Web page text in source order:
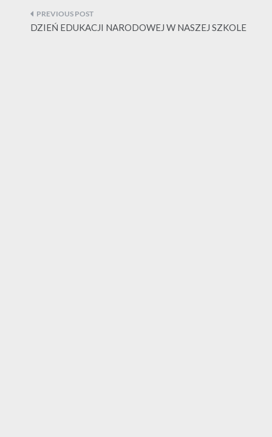
Nawigacja
wpisu
DZIEŃ EDUKACJI NARODOWEJ W NASZEJ SZKOLE